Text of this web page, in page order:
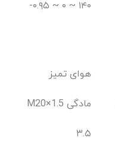
۱۴۰ ~ ۰ ~ ۰.۹۵-
هوای تمیز
مادگی M20×1.5
۳.۵